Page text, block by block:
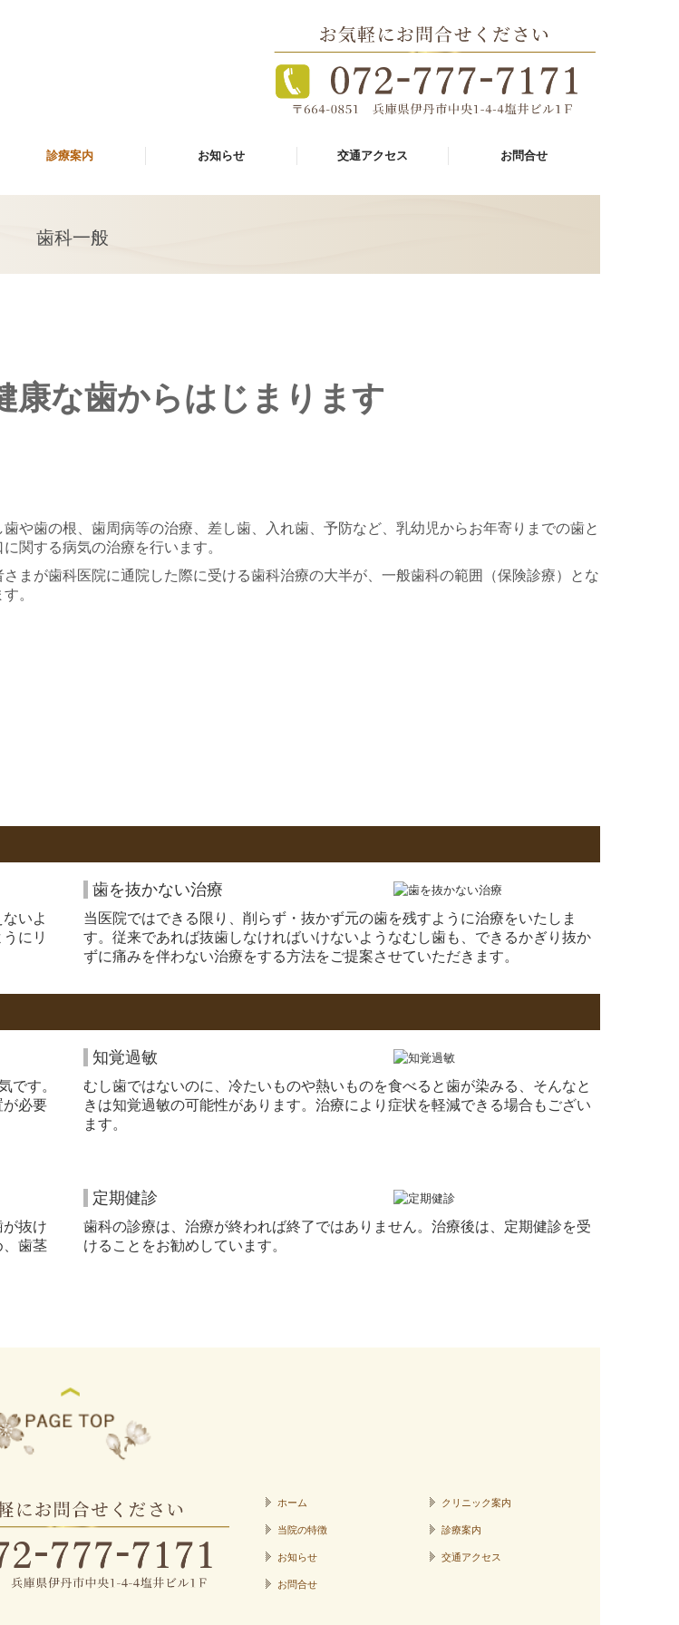
診療案内
歯科一般
口腔外科
歯周病治療
インプラント
審美歯科
料金案内
お知らせ 交通アクセス お問合せ
個人情報保護方針
歯科一般
康な歯からはじまります
歯や歯の根、歯周病等の治療、差し歯、入れ歯、予防など、乳幼児からお年寄りまでの歯と
に関する病気の治療を行います。
さまが歯科医院に通院した際に受ける歯科治療の大半が、一般歯科の範囲（保険診療）とな
。
いよ
にリ
歯を抜かない治療
当医院ではできる限り、削らず・抜かず元の歯を残すように治療をいたしま
す。従来であれば抜歯しなければいけないようなむし歯も、できるかぎり抜か
ずに痛みを伴わない治療をする方法をご提案させていただきます。
です。
が必要
知覚過敏
むし歯ではないのに、冷たいものや熱いものを食べると歯が染みる、そんなと
きは知覚過敏の可能性があります。治療により症状を軽減できる場合もござい
ます。
抜け
、歯茎
定期健診
歯科の診療は、治療が終われば終了ではありません。治療後は、定期健診を受
けることをお勧めしています。
ホーム クリニック案内
当院の特徴 診療案内
お知らせ 交通アクセス
お問合せ